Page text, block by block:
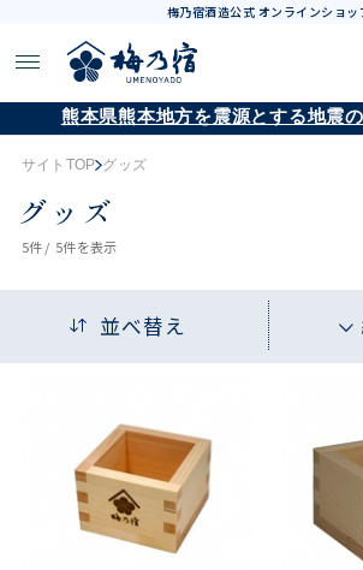
梅乃宿酒造公式 オンラインショッ
熊本県熊本地方を震源とする地震
サイトTOP グッズ
グッズ
5件 / 5件を表示
並べ替え